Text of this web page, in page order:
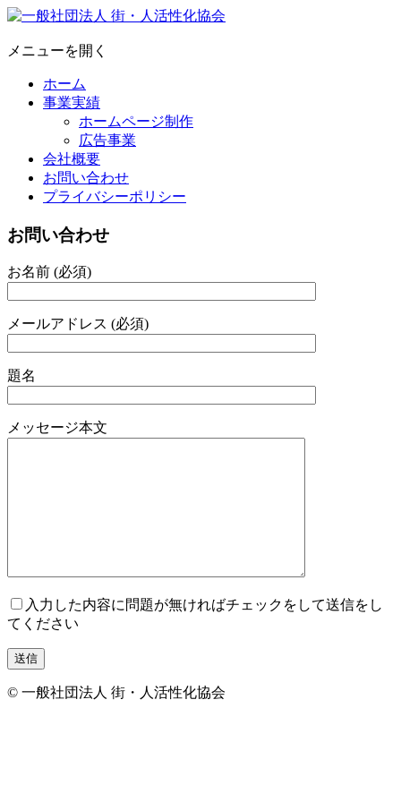
メニューを開く
ホーム
事業実績
ホームページ制作
広告事業
会社概要
お問い合わせ
プライバシーポリシー
お問い合わせ
お名前 (必須)
メールアドレス (必須)
題名
メッセージ本文
入力した内容に問題が無ければチェックをして送信をし
てください
© 一般社団法人 街・人活性化協会